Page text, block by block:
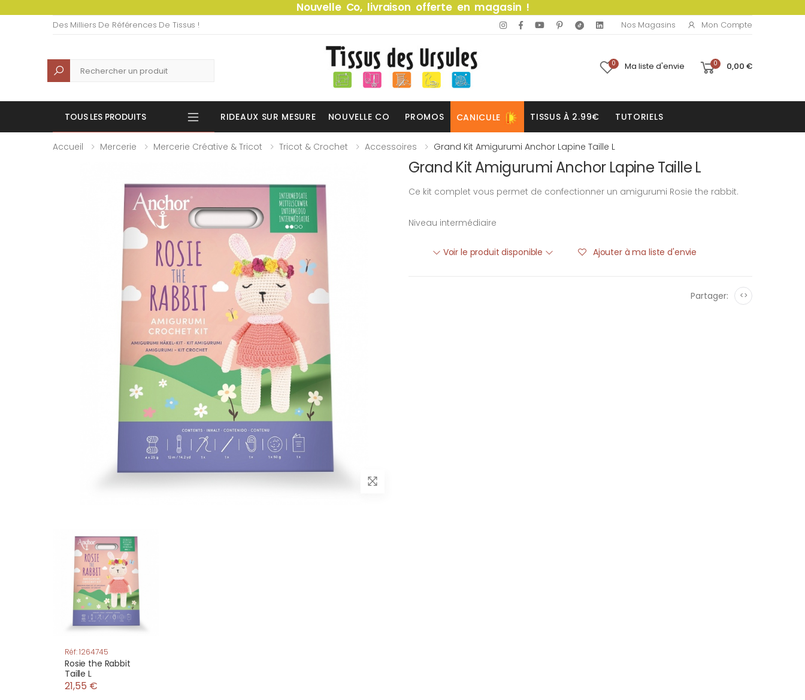
Nouvelle Co, livraison offerte en magasin !
Des Milliers De Références De Tissus ! Nos Magasins Mon Compte
Recherche 0 Ma liste d'envie 0 0,00 €
TOUS LES PRODUITS RIDEAUX SUR MESURE NOUVELLE CO PROMOS CANICULE TISSUS À 2.99€ TUTORIELS
Accueil Mercerie Mercerie Créative & Tricot Tricot & Crochet Accessoires Grand Kit Amigurumi Anchor Lapine Taille L
Grand Kit Amigurumi Anchor Lapine Taille L
Ce kit complet vous permet de confectionner un amigurumi Rosie the rabbit.
Niveau intermédiaire
Voir le produit disponible Ajouter à ma liste d'envie
Partager: <>
Réf: 1264745
Rosie the Rabbit
Taille L
21,55 €